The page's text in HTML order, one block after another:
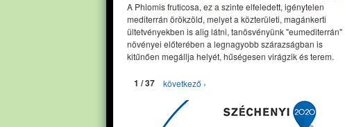
A Phlomis fruticosa, ez a szinte elfeledett, igénytelen
mediterrán örökzöld, melyet a közterületi, magánkerti
ültetvényekben is alig látni, tanösvényünk "eumediterrán"
növényei előterében a legnagyobb szárazságban is
kitűnően megállja helyét, hűségesen virágzik és terem.
1 / 37 következő ›